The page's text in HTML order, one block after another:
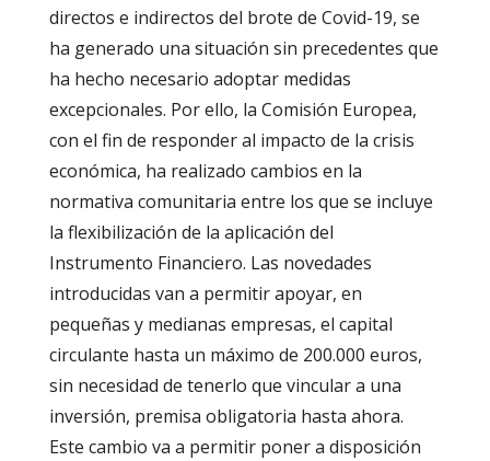
directos e indirectos del brote de Covid-19, se
ha generado una situación sin precedentes que
ha hecho necesario adoptar medidas
excepcionales. Por ello, la Comisión Europea,
con el fin de responder al impacto de la crisis
económica, ha realizado cambios en la
normativa comunitaria entre los que se incluye
la flexibilización de la aplicación del
Instrumento Financiero. Las novedades
introducidas van a permitir apoyar, en
pequeñas y medianas empresas, el capital
circulante hasta un máximo de 200.000 euros,
sin necesidad de tenerlo que vincular a una
inversión, premisa obligatoria hasta ahora.
Este cambio va a permitir poner a disposición